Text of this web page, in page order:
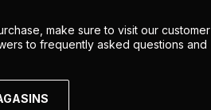
make sure to visit our customer
to frequently asked questions and